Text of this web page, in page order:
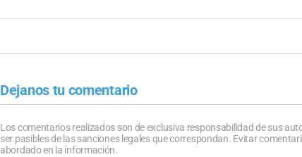
Dejanos tu comentario
Los comentarios realizados son de exclusiva responsabilidad de sus
ser pasibles de las sanciones legales que correspondan. Evitar
abordado en la información.